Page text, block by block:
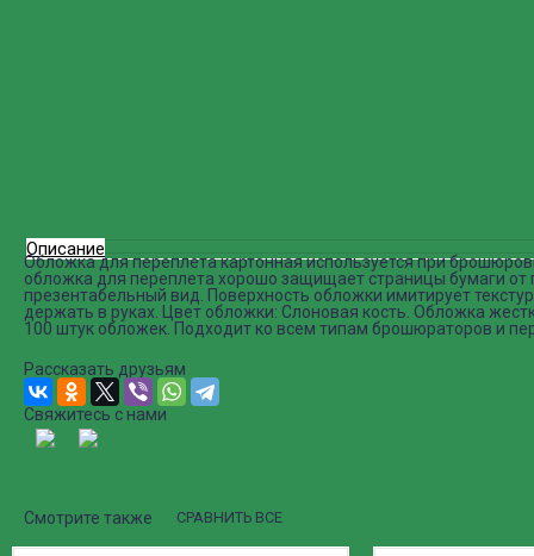
Описание
Обложка для переплета картонная используется при
обложка для переплета хорошо защищает страницы бумаги от
презентабельный вид. Поверхность обложки имитирует
держать в руках. Цвет обложки: Слоновая кость. Обложка
100 штук обложек. Подходит ко всем типам брошюраторов и
Рассказать друзьям
Свяжитесь с нами
Смотрите также СРАВНИТЬ ВСЕ